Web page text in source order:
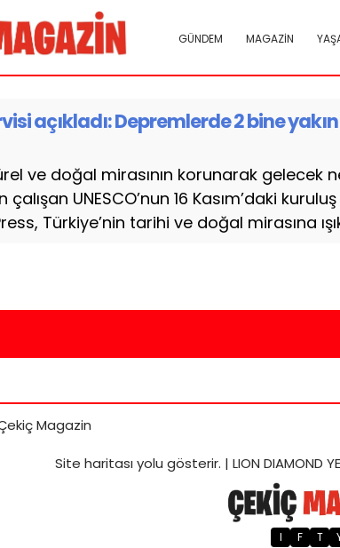
GÜNDEM MAGAZİN
açıkladı: Depremlerde 2 bine
ve doğal mirasının korunarak gelecek
çalışan UNESCO’nun 16 Kasım’daki
Türkiye’nin tarihi ve doğal mirasına
Magazin
Site haritasıyolu gösterir. | LION DIAMOND
I F T